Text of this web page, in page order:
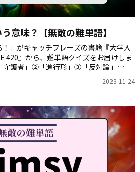
意味？【無敵の難単語】
！」がキャッチフレーズの書籍『大学入
420』から、難単語クイズをお届けしま
護者」②「進行形」③「反対論」
2023-11-24